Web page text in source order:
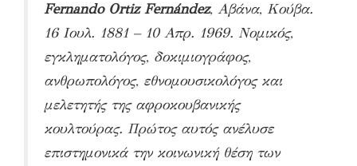
Fernando Ortiz Fernández, Αβάνα, Κούβα.
16 Ιουλ. 1881 – 10 Απρ. 1969. Νομικός,
εγκληματολόγος, δοκιμιογράφος,
ανθρωπολόγος, εθνομουσικολόγος και
μελετητής της αφροκουβανικής
κουλτούρας. Πρώτος αυτός ανέλυσε
επιστημονικά την κοινωνική θέση των